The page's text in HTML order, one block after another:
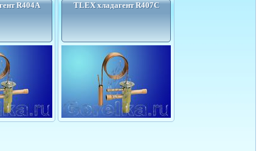
R404A TLEX хладагент R407C